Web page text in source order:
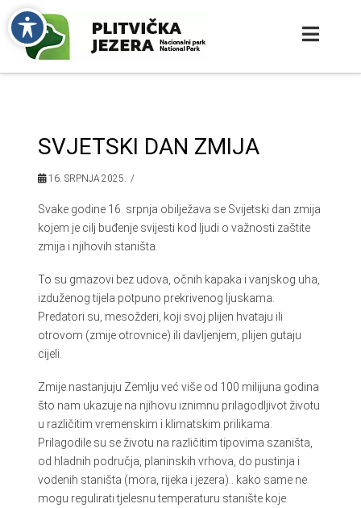
SVJETSKI DAN ZMIJA
16. SRPNJA 2025.
Svake godine 16. srpnja obilježava se Svijetski dan zmija
kojem je cilj buđenje svijesti kod ljudi o važnosti zaštite
zmija i njihovih staništa.
To su gmazovi bez udova, očnih kapaka i vanjskog uha,
izduženog tijela potpuno prekrivenog ljuskama.
Predatori su, mesožderi, koji svoj plijen hvataju ili
otrovom (zmije otrovnice) ili davljenjem, plijen gutaju
cijeli.
Zmije nastanjuju Zemlju već više od 100 milijuna godina
što nam ukazuje na njihovu iznimnu prilagodljivot životu
u različitim vremenskim i klimatskim prilikama.
Prilagodile su se životu na različitim tipovima szaništa,
od hladnih područja, planinskih vrhova, do pustinja i
vodenih staništa (mora, rijeka i jezera).. kako same ne
mogu regulirati tjelesnu temperaturu stanište koje